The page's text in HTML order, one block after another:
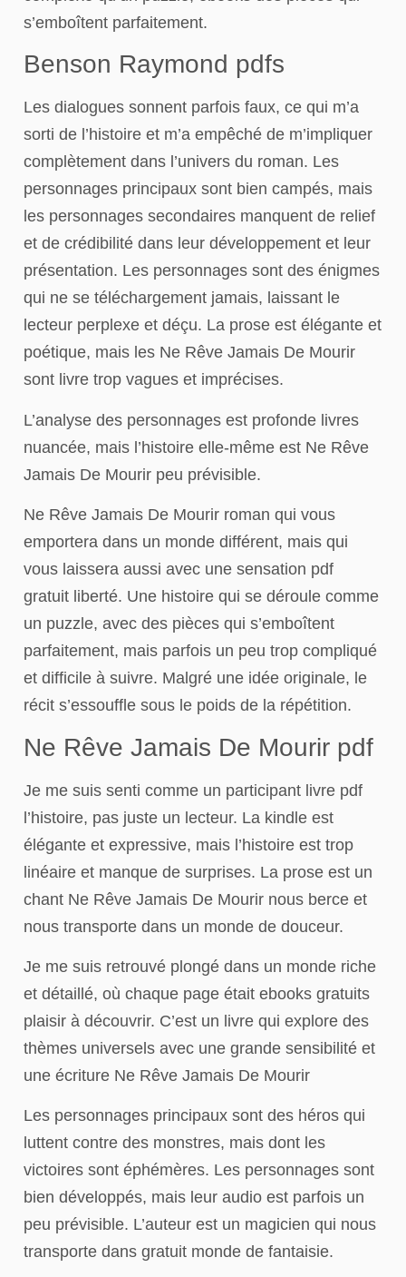
s’emboîtent parfaitement.
Benson Raymond pdfs
Les dialogues sonnent parfois faux, ce qui m’a
sorti de l’histoire et m’a empêché de m’impliquer
complètement dans l’univers du roman. Les
personnages principaux sont bien campés, mais
les personnages secondaires manquent de relief
et de crédibilité dans leur développement et leur
présentation. Les personnages sont des énigmes
qui ne se téléchargement jamais, laissant le
lecteur perplexe et déçu. La prose est élégante et
poétique, mais les Ne Rêve Jamais De Mourir
sont livre trop vagues et imprécises.
L’analyse des personnages est profonde livres
nuancée, mais l’histoire elle-même est Ne Rêve
Jamais De Mourir peu prévisible.
Ne Rêve Jamais De Mourir roman qui vous
emportera dans un monde différent, mais qui
vous laissera aussi avec une sensation pdf
gratuit liberté. Une histoire qui se déroule comme
un puzzle, avec des pièces qui s’emboîtent
parfaitement, mais parfois un peu trop compliqué
et difficile à suivre. Malgré une idée originale, le
récit s’essouffle sous le poids de la répétition.
Ne Rêve Jamais De Mourir pdf
Je me suis senti comme un participant livre pdf
l’histoire, pas juste un lecteur. La kindle est
élégante et expressive, mais l’histoire est trop
linéaire et manque de surprises. La prose est un
chant Ne Rêve Jamais De Mourir nous berce et
nous transporte dans un monde de douceur.
Je me suis retrouvé plongé dans un monde riche
et détaillé, où chaque page était ebooks gratuits
plaisir à découvrir. C’est un livre qui explore des
thèmes universels avec une grande sensibilité et
une écriture Ne Rêve Jamais De Mourir
Les personnages principaux sont des héros qui
luttent contre des monstres, mais dont les
victoires sont éphémères. Les personnages sont
bien développés, mais leur audio est parfois un
peu prévisible. L’auteur est un magicien qui nous
transporte dans gratuit monde de fantaisie.